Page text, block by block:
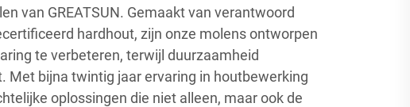
van GREATSUN. Gemaakt van verantwoord
hardhout, zijn onze molens ontworpen
te verbeteren, terwijl duurzaamheid
Met bijna twintig jaar ervaring in houtbewerking
oplossingen die niet alleen, maar ook de